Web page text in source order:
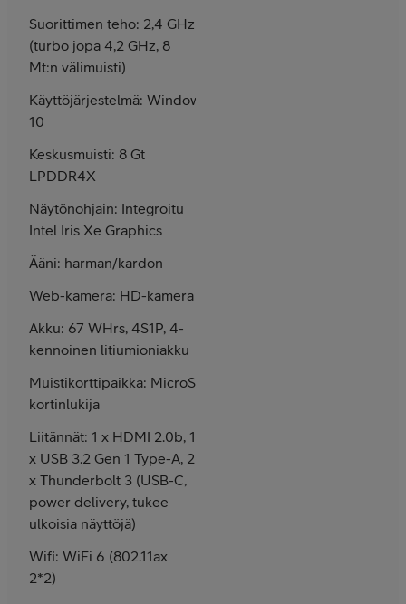
Suorittimen teho: 2,4 GHz
(turbo jopa 4,2 GHz, 8
Mt:n välimuisti)
Käyttöjärjestelmä: Windows
10
Keskusmuisti: 8 Gt
LPDDR4X
Näytönohjain: Integroitu
Intel Iris Xe Graphics
Ääni: harman/kardon
Web-kamera: HD-kamera
Akku: 67 WHrs, 4S1P, 4-
kennoinen litiumioniakku
Muistikorttipaikka: MicroSD-
kortinlukija
Liitännät: 1 x HDMI 2.0b, 1
x USB 3.2 Gen 1 Type-A, 2
x Thunderbolt 3 (USB-C,
power delivery, tukee
ulkoisia näyttöjä)
Wifi: WiFi 6 (802.11ax
2*2)